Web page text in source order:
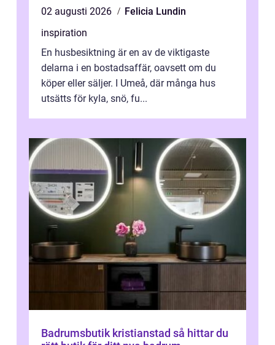
02 augusti 2026
Felicia Lundin
inspiration
En husbesiktning är en av de viktigaste
delarna i en bostadsaffär, oavsett om du
köper eller säljer. I Umeå, där många hus
utsätts för kyla, snö, fu...
Badrumsbutik kristianstad så hittar du